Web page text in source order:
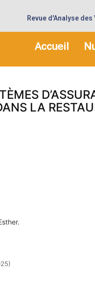
Revue d'Analyse
Accueil
LA